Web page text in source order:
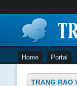
Home Portal
TRANG RAO